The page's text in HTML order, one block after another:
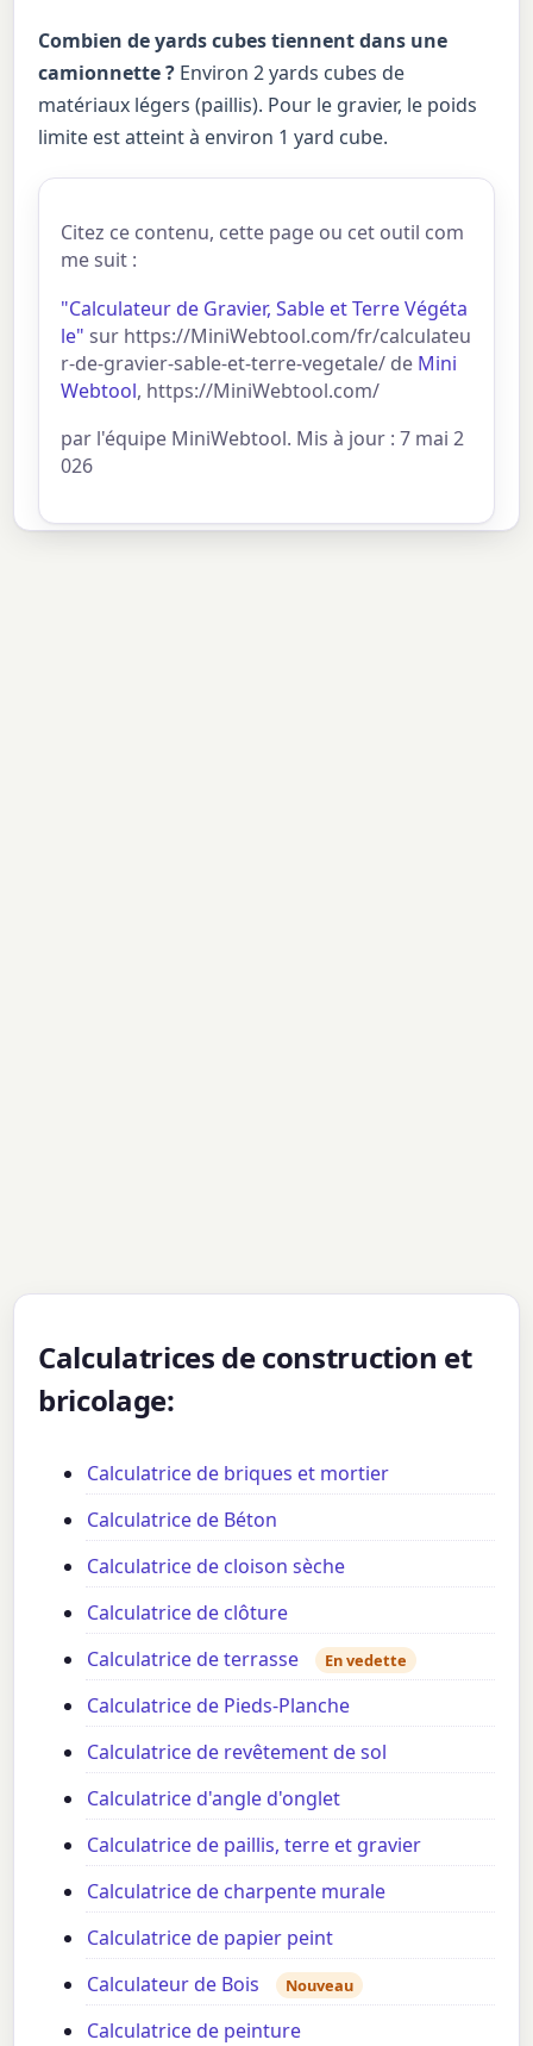
Combien de yards cubes tiennent dans une
camionnette ? Environ 2 yards cubes de
matériaux légers (paillis). Pour le gravier, le poids
limite est atteint à environ 1 yard cube.
Citez ce contenu, cette page ou cet outil com
me suit :
"Calculateur de Gravier, Sable et Terre Végéta
le" sur https://MiniWebtool.com/fr/calculateu
r-de-gravier-sable-et-terre-vegetale/ de Mini
Webtool, https://MiniWebtool.com/
par l'équipe MiniWebtool. Mis à jour : 7 mai 2
026
Calculatrices de construction et
bricolage:
Calculatrice de briques et mortier
Calculatrice de Béton
Calculatrice de cloison sèche
Calculatrice de clôture
Calculatrice de terrasse
En vedette
Calculatrice de Pieds-Planche
Calculatrice de revêtement de sol
Calculatrice d'angle d'onglet
Calculatrice de paillis, terre et gravier
Calculatrice de charpente murale
Calculatrice de papier peint
Calculateur de Bois
Nouveau
Calculatrice de peinture